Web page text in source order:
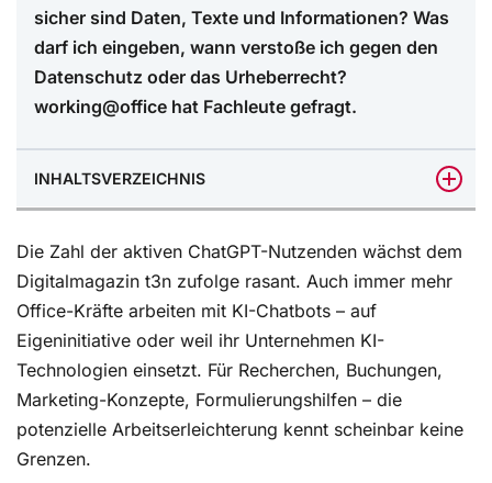
sicher sind Daten, Texte und Informationen? Was
darf ich eingeben, wann verstoße ich gegen den
Datenschutz oder das Urheberrecht?
working@office hat Fachleute gefragt.
INHALTSVERZEICHNIS
Trainings-Daten nicht per se DSG-VO-konform
Worauf achten beim Einsatz von KI-Chatbots
Die Zahl der aktiven ChatGPT-Nutzenden wächst dem
Digitalmagazin t3n zufolge rasant. Auch immer mehr
Office-Kräfte arbeiten mit KI-Chatbots – auf
Eigeninitiative oder weil ihr Unternehmen KI-
Technologien einsetzt. Für Recherchen, Buchungen,
Marketing-Konzepte, Formulierungshilfen – die
potenzielle Arbeitserleichterung kennt scheinbar keine
Grenzen.